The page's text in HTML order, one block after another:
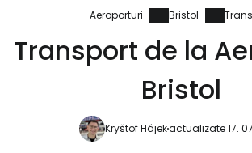
Aeroporturi Bristol
Transport de la
Bristol
Kryštof Hájekactualizate 17.
Cestee
... comunitatea mondială a